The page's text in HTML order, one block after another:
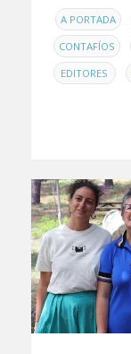
ENA PORTADA ,
CONTAFÍOS ,
EDITORES ,